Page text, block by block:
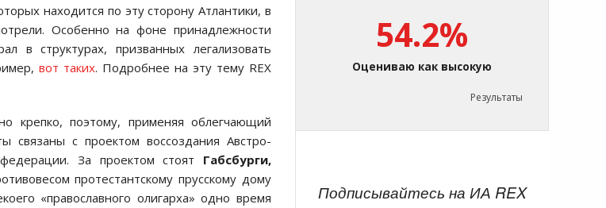
находится по эту сторону Атлантики, в
Особенно на фоне принадлежности
структурах, призванных легализовать
вот таких. Подробнее на эту тему REX
крепко, поэтому, применяя облегчающий
связаны с проектом воссоздания Австро-
За проектом стоят Габсбурги,
протестантскому прусскому дому
«православного олигарха» одно время
54.2%
Оцениваю как высокую
Результаты
Подписывайтесь на ИА REX